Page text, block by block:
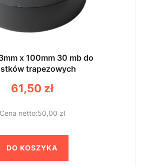
trapezowych
Cena
61,50 zł
50,00 zł
DO KOSZYKA